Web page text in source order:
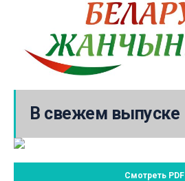
В свежем выпуске
Смотреть PDF